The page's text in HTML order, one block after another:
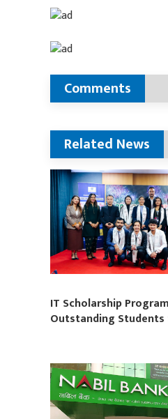
Comments
Related News
IT Scholarship
Outstanding Students